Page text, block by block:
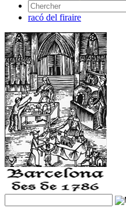
racó del firaire